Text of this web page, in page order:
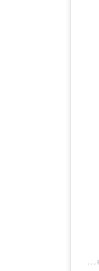
Une publication partagée par L A T I F A R A A F A T (@raafatlatifa)